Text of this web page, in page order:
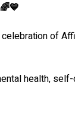
of
health,